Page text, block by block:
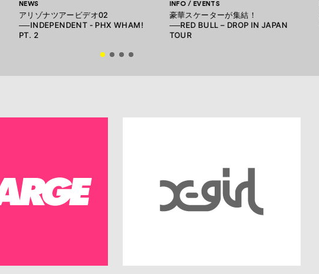
NEWS
アリゾナツアービデオ02
──INDEPENDENT - PHX WHAM!
PT. 2
INFO / EVENTS
豪華スケーターが集結！
──RED BULL – DROP IN JAPAN
TOUR